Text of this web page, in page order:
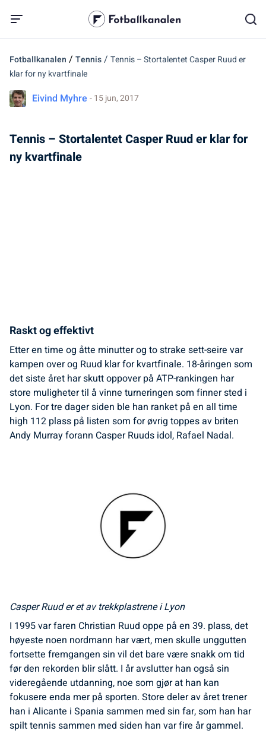
Fotballkanalen / Tennis/ Tennis – Stortalentet Casper Ruud er
klar for ny kvartfinale
Eivind Myhre - 15 jun, 2017
Tennis – Stortalentet Casper Ruud er klar for
ny kvartfinale
Raskt og effektivt
Etter en time og åtte minutter og to strake sett-seire var
kampen over og Ruud klar for kvartfinale. 18-åringen som
det siste året har skutt oppover på ATP-rankingen har
store muligheter til å vinne turneringen som finner sted i
Lyon. For tre dager siden ble han ranket på en all time
high 112 plass på listen som for øvrig toppes av briten
Andy Murray forann Casper Ruuds idol, Rafael Nadal.
Casper Ruud er et av trekkplastrene i Lyon
I 1995 var faren Christian Ruud oppe på en 39. plass, det
høyeste noen nordmann har vært, men skulle unggutten
fortsette fremgangen sin vil det bare være snakk om tid
før den rekorden blir slått. I år avslutter han også sin
videregående utdanning, noe som gjør at han kan
fokusere enda mer på sporten. Store deler av året trener
han i Alicante i Spania sammen med sin far, som han har
spilt tennis sammen med siden han var fire år gammel.